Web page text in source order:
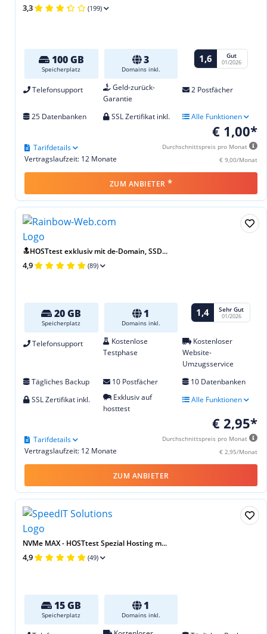
3,3 (199)
100 GB
Speicherplatz
3
Domains inkl.
1,6 Gut
01/2026
Telefonsupport
Geld-zurück-
Garantie
2 Postfächer
25 Datenbanken SSL Zertifikat inkl. Alle Funktionen
€ 1,00*
Durchschnittspreis pro Monat
€ 9,00/Monat
Vertragslaufzeit: 12 Monate
Tarifdetails
ZUM ANBIETER *
🔝HOSTtest exklusiv mit de-Domain, SSD...
4,9 (89)
20 GB
Speicherplatz
1
Domains inkl.
1,4 Sehr Gut
01/2026
Telefonsupport
Kostenlose
Testphase
Kostenloser
Website-
Umzugsservice
Tägliches Backup
10 Postfächer
10 Datenbanken
SSL Zertifikat inkl.
Exklusiv auf
hosttest
Alle Funktionen
€ 2,95*
Durchschnittspreis pro Monat
€ 2,95/Monat
Vertragslaufzeit: 12 Monate
Tarifdetails
ZUM ANBIETER
NVMe MAX - HOSTtest Spezial Hosting m...
4,9 (49)
15 GB
Speicherplatz
1
Domains inkl.